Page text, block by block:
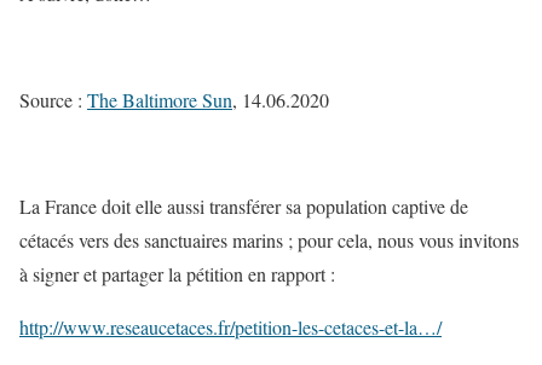
Source : The Baltimore Sun, 14.06.2020
La France doit elle aussi transférer sa population captive de
cétacés vers des sanctuaires marins ; pour cela, nous vous invitons
à signer et partager la pétition en rapport :
http://www.reseaucetaces.fr/petition-les-cetaces-et-la…/